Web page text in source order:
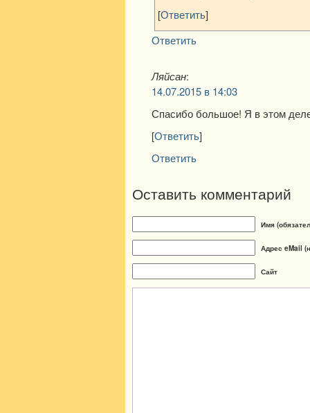
[Ответить]
Ответить
Ляйсан:
14.07.2015 в 14:03
Спасибо большое! Я в этом
[Ответить]
Ответить
Оставить комментарий
Имя
Адрес eMail
Сайт